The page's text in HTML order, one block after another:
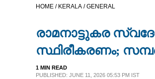
NEWS 360
CASE DIARY
HOME / KERALA /GENERAL
രാമനാട്ടുകര
സ്ഥിരീകരണം;
1 MIN READ
PUBLISHED: JUNE 11, 2026 05:53 PM IST